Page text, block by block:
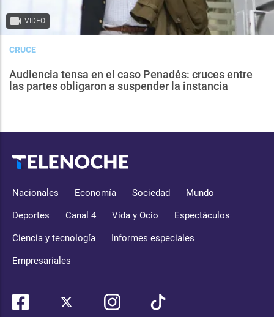
VIDEO
CRUCE
Audiencia tensa en el caso Penadés: cruces entre
las partes obligaron a suspender la instancia
Nacionales Economía Sociedad Mundo
Deportes Canal 4 Vida y Ocio Espectáculos
Ciencia y tecnología Informes especiales
Empresariales